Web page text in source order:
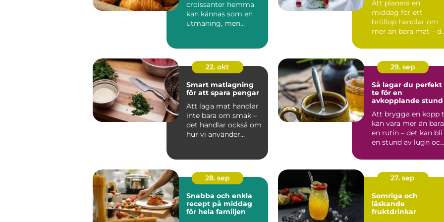
croissanter hemma
kan kännas som en
utmaning, men
Att planera en
middag för ett
bröllop handlar om
mer än bara mat –
22. okt
Smart matlagning
för att spara pengar
Att laga mat handlar
inte bara om smak –
det handlar också om
hur vi använder
29. sep
Så lagar du perfekt
te för en
avkopplande stund
Att brygga en kopp
kan vara mer än bara
en rutin – det kan bli
en stund av lugn och
28. sep
Snabba och enkla
recept på middag
för hela familjen
27. sep
Somriga och
läskande
fruktdrinkar